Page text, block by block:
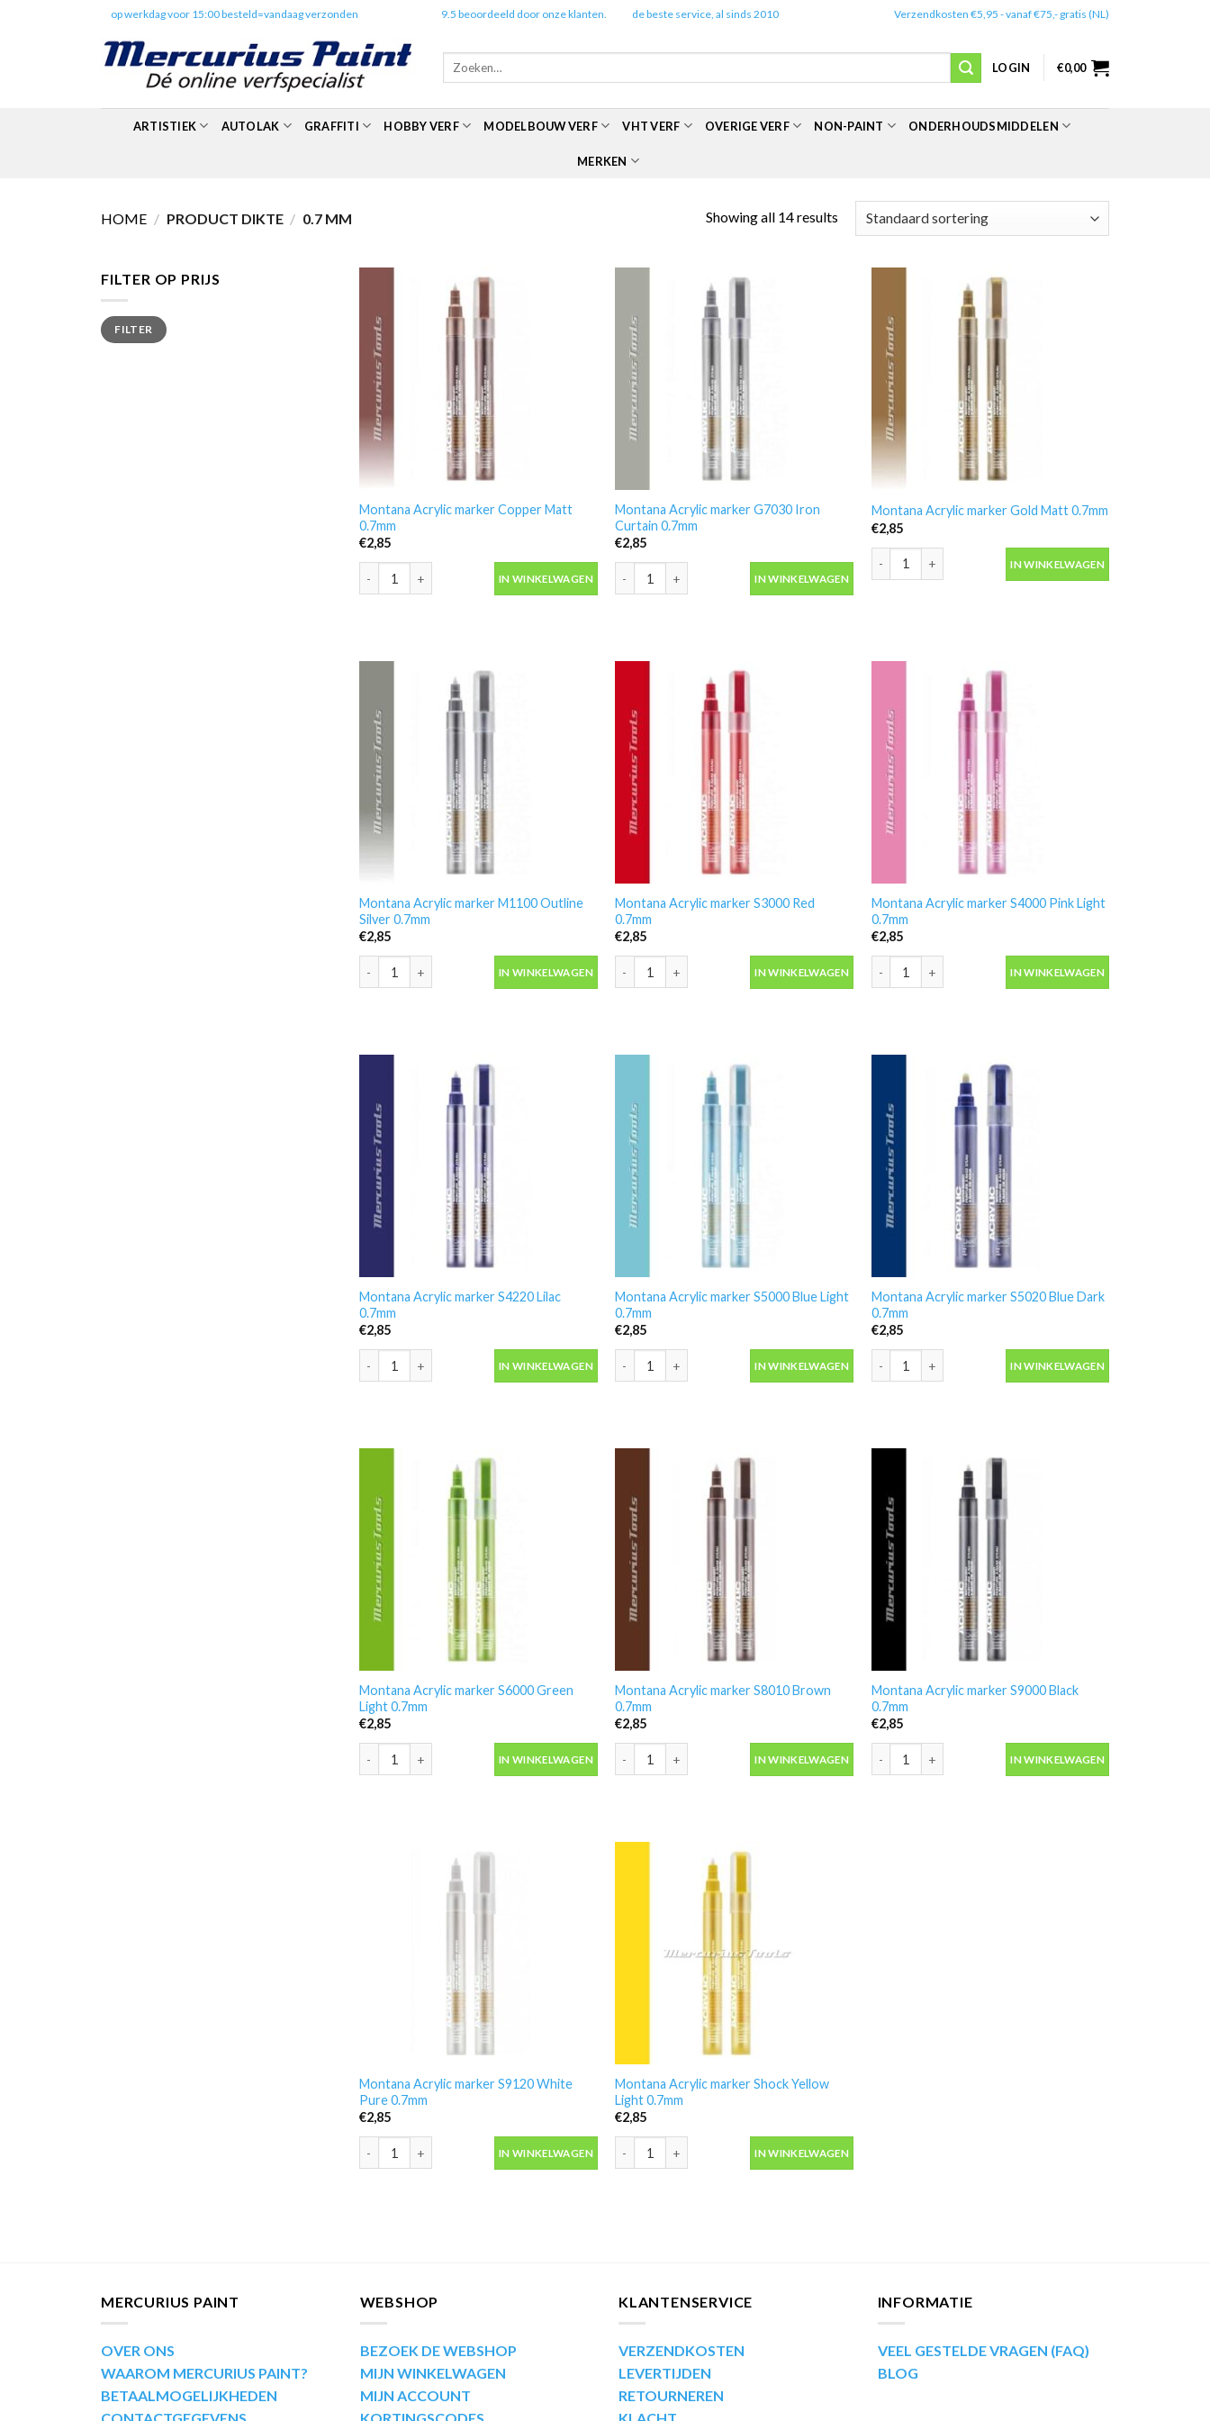
op werkdag voor 15:00 besteld=vandaag verzonden 9.5 beoordeeld door onze klanten. de beste service, al sinds 2010 Verzendkosten €5,95 - vanaf €75,- gratis (NL)
Zoeken
LOGIN €0,00
ARTISTIEK AUTOLAK GRAFFITI HOBBY VERF MODELBOUW VERF VHT VERF OVERIGE VERF NON-PAINT ONDERHOUDSMIDDELEN
MERKEN
HOME / PRODUCT DIKTE / 0.7 MM Showing all 14 results
FILTER OP PRIJS
Min.
prijs
Max.
prijsFILTER
Montana Acrylic marker Copper Matt
0.7mm
€2,85
Montana Acrylic marker Copper Matt 0.7mm aantal
IN WINKELWAGEN
Montana Acrylic marker G7030 Iron
Curtain 0.7mm
€2,85
Montana Acrylic marker G7030 Iron Curtain 0.7mm aantal
IN WINKELWAGEN
Montana Acrylic marker Gold Matt 0.7mm
€2,85
Montana Acrylic marker Gold Matt 0.7mm aantal
IN WINKELWAGEN
Montana Acrylic marker M1100 Outline
Silver 0.7mm
€2,85
Montana Acrylic marker M1100 Outline Silver 0.7mm aantal
IN WINKELWAGEN
Montana Acrylic marker S3000 Red
0.7mm
€2,85
Montana Acrylic marker S3000 Red 0.7mm aantal
IN WINKELWAGEN
Montana Acrylic marker S4000 Pink Light
0.7mm
€2,85
Montana Acrylic marker S4000 Pink Light 0.7mm aantal
IN WINKELWAGEN
Montana Acrylic marker S4220 Lilac
0.7mm
€2,85
Montana Acrylic marker S4220 Lilac 0.7mm aantal
IN WINKELWAGEN
Montana Acrylic marker S5000 Blue Light
0.7mm
€2,85
Montana Acrylic marker S5000 Blue Light 0.7mm aantal
IN WINKELWAGEN
Montana Acrylic marker S5020 Blue Dark
0.7mm
€2,85
Montana Acrylic marker S5020 Blue Dark 0.7mm aantal
IN WINKELWAGEN
Montana Acrylic marker S6000 Green
Light 0.7mm
€2,85
IN WINKELWAGEN
Montana Acrylic marker S8010 Brown
0.7mm
€2,85
IN WINKELWAGEN
Montana Acrylic marker S9000 Black
0.7mm
€2,85
IN WINKELWAGEN
Montana Acrylic marker S9120 White
Pure 0.7mm
€2,85
IN WINKELWAGEN
Montana Acrylic marker Shock Yellow
Light 0.7mm
€2,85
IN WINKELWAGEN
MERCURIUS PAINT
OVER ONS
WAAROM MERCURIUS PAINT?
BETAALMOGELIJKHEDEN
WEBSHOP
BEZOEK DE WEBSHOP
MIJN WINKELWAGEN
MIJN ACCOUNT
KLANTENSERVICE
VERZENDKOSTEN
LEVERTIJDEN
RETOURNEREN
INFORMATIE
VEEL GESTELDE VRAGEN (FAQ)
BLOG